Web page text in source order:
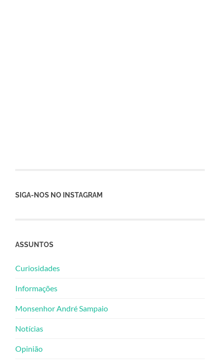
SIGA-NOS NO INSTAGRAM
ASSUNTOS
Curiosidades
Informações
Monsenhor André Sampaio
Notícias
Opinião